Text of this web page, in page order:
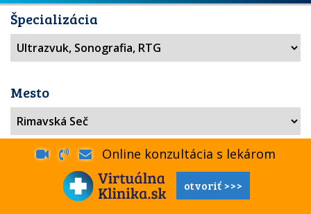
Špecializácia
Mesto
Online konzultácia s lekárom
otvoriť >>>